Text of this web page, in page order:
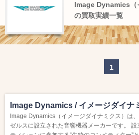
Image Dynamics（
の買取実績一覧
1
Image Dynamics / イメージダイナ
Image Dynamics（イメージダイナミクス）は
ゼルスに設立された音響機器メーカーです。